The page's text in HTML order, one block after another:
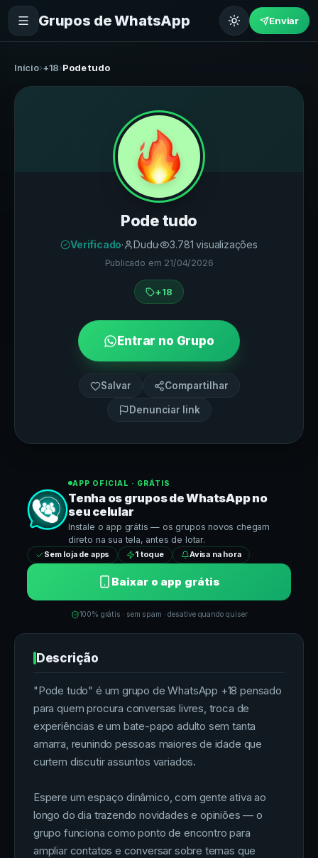
Grupos de WhatsApp Enviar
Início›+18›Pode tudo
Pode tudo
Verificado· Dudu· 3.781 visualizações
Publicado em 21/04/2026
+18
Entrar no Grupo
Salvar Compartilhar
Denunciar link
APP OFICIAL · GRÁTIS
Tenha os grupos deWhatsAppno
seu celular
Instale o app grátis — os grupos novos chegam
direto na sua tela, antes de lotar.
Sem loja de apps 1 toque Avisa na hora
Baixar o app grátis
100% grátis · sem spam · desative quando quiser
Descrição
"Pode tudo" é um grupo de WhatsApp +18 pensado
para quem procura conversas livres, troca de
experiências e um bate-papo adulto sem tanta
amarra, reunindo pessoas maiores de idade que
curtem discutir assuntos variados.
Espere um espaço dinâmico, com gente ativa ao
longo do dia trazendo novidades e opiniões — o
grupo funciona como ponto de encontro para
ampliar contatos e conversar sobre temas que